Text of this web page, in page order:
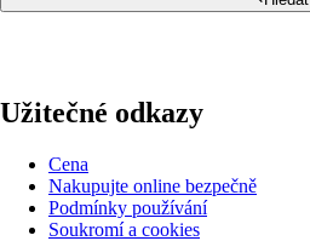
Užitečné odkazy
Cena
Nakupujte online bezpečně
Podmínky používání
Soukromí a cookies